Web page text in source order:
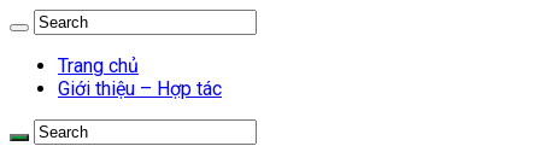
Trang chủ
Giới thiệu – Hợp tác